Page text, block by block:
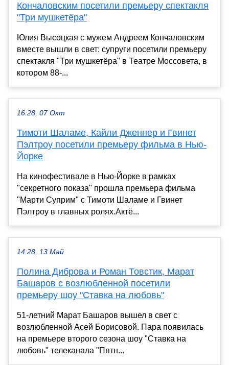
Кончаловским посетили премьеру спектакля
"Три мушкетёра"
Юлия Высоцкая с мужем Андреем Кончаловским
вместе вышли в свет: супруги посетили премьеру
спектакля "Три мушкетёра" в Театре Моссовета, в
котором 88-...
16:28, 07 Окт
Тимоти Шаламе, Кайли Дженнер и Гвинет
Пэлтроу посетили премьеру фильма в Нью-
Йорке
На кинофестивале в Нью-Йорке в рамках
"секретного показа" прошла премьера фильма
"Марти Суприм" с Тимоти Шаламе и Гвинет
Пэлтроу в главных ролях.Актё...
14:28, 13 Май
Полина Диброва и Роман Товстик, Марат
Башаров с возлюбленной посетили
премьеру шоу "Ставка на любовь"
51-летний Марат Башаров вышел в свет с
возлюбленной Асей Борисовой. Пара появилась
на премьере второго сезона шоу "Ставка на
любовь" телеканала "Пятн...